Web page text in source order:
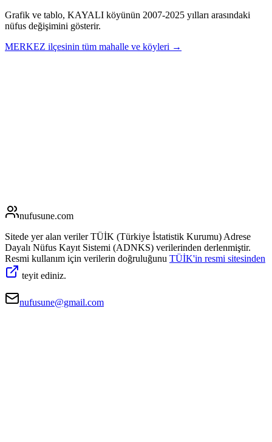
Grafik ve tablo, KAYALI köyünün 2007-2025 yılları arasındaki
nüfus değişimini gösterir.
MERKEZ ilçesinin tüm mahalle ve köyleri →
nufusune.com
Sitede yer alan veriler TÜİK (Türkiye İstatistik Kurumu) Adrese
Dayalı Nüfus Kayıt Sistemi (ADNKS) verilerinden derlenmiştir.
Resmi kullanım için verilerin doğruluğunu TÜİK'in resmi sitesinden
teyit ediniz.
nufusune@gmail.com